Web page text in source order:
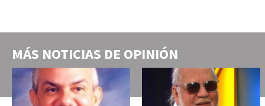
MÁS NOTICIAS DE OPINIÓN